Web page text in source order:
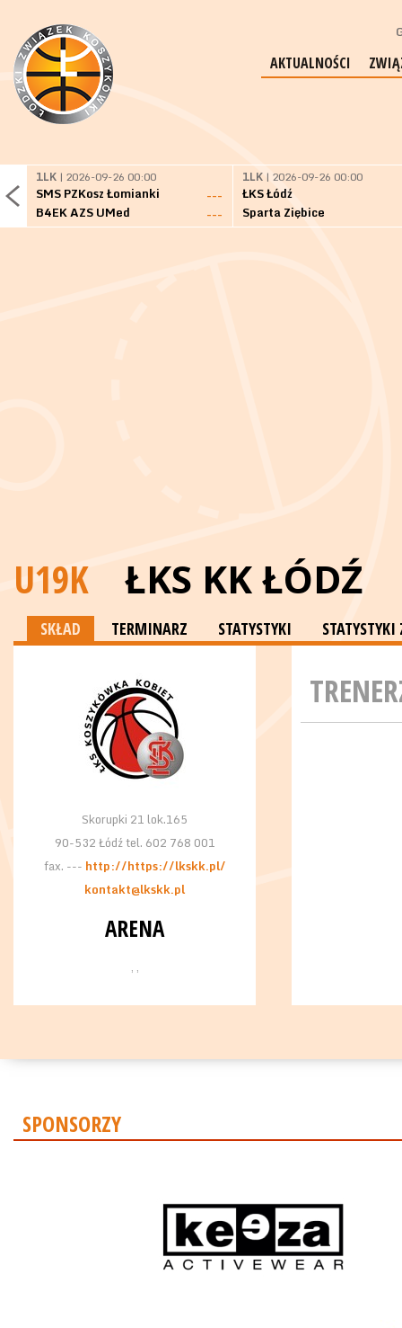
AKTUALNOŚCI
1LK | 2026-09-26 00:00
SMS PZKosz Łomianki
---
B4EK AZS UMed
---
1LK | 2026-09-26 00:00
ŁKS Łódź
Sparta Ziębice
U19K ŁKS KK ŁÓDŹ
SKŁAD TERMINARZ STATYSTYKI
Skorupki 21 lok.165
90-532 Łódź tel. 602 768 001
fax. --- http://https://lkskk.pl/
kontakt@lkskk.pl
ARENA
, ,
SPONSORZY